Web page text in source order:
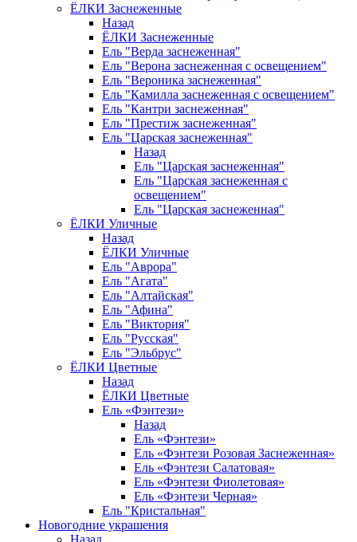
ЁЛКИ Заснеженные
Назад
ЁЛКИ Заснеженные
Ель "Верда заснеженная"
Ель "Верона заснеженная с освещением"
Ель "Вероника заснеженная"
Ель "Камилла заснеженная с освещением"
Ель "Кантри заснеженная"
Ель "Престиж заснеженная"
Ель "Царская заснеженная"
Назад
Ель "Царская заснеженная"
Ель "Царская заснеженная с
освещением"
Ель "Царская заснеженная"
ЁЛКИ Уличные
Назад
ЁЛКИ Уличные
Ель "Аврора"
Ель "Агата"
Ель "Алтайская"
Ель "Афина"
Ель "Виктория"
Ель "Русская"
Ель "Эльбрус"
ЁЛКИ Цветные
Назад
ЁЛКИ Цветные
Ель «Фэнтези»
Назад
Ель «Фэнтези»
Ель «Фэнтези Розовая Заснеженная»
Ель «Фэнтези Салатовая»
Ель «Фэнтези Фиолетовая»
Ель «Фэнтези Черная»
Ель "Кристальная"
Новогодние украшения